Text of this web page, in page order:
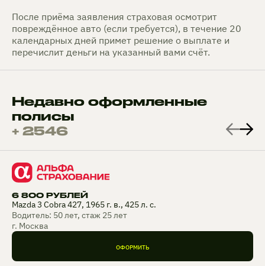
После приёма заявления страховая осмотрит
повреждённое авто (если требуется), в течение 20
календарных дней примет решение о выплате и
перечислит деньги на указанный вами счёт.
Недавно оформленные
полисы
+ 2546
6 800 РУБЛЕЙ
Mazda 3 Cobra 427, 1965 г. в., 425 л. с.
Водитель: 50 лет, стаж 25 лет
г. Москва
ОФОРМИТЬ